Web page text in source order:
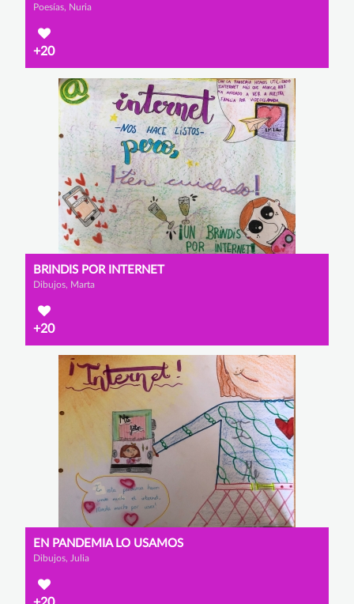
Poesías, Nuria
+20
BRINDIS POR INTERNET
Dibujos, Marta
+20
EN PANDEMIA LO USAMOS
Dibujos, Julia